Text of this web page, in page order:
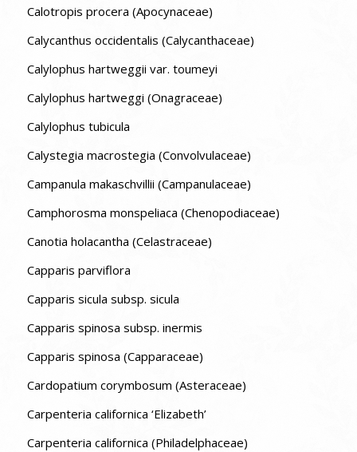
Calotropis procera (Apocynaceae)
Calycanthus occidentalis (Calycanthaceae)
Calylophus hartweggii var. toumeyi
Calylophus hartweggi (Onagraceae)
Calylophus tubicula
Calystegia macrostegia (Convolvulaceae)
Campanula makaschvillii (Campanulaceae)
Camphorosma monspeliaca (Chenopodiaceae)
Canotia holacantha (Celastraceae)
Capparis parviflora
Capparis sicula subsp. sicula
Capparis spinosa subsp. inermis
Capparis spinosa (Capparaceae)
Cardopatium corymbosum (Asteraceae)
Carpenteria californica ‘Elizabeth’
Carpenteria californica (Philadelphaceae)